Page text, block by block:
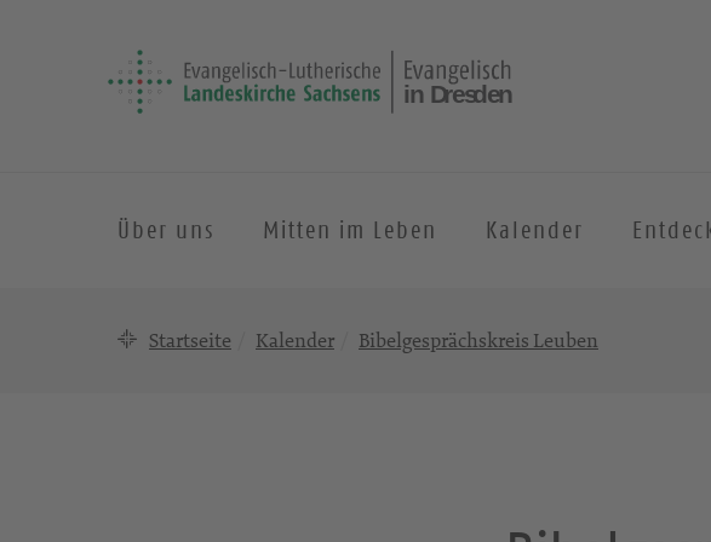
Über uns Mitten im Leben Kalender
Startseite Kalender Bibelgesprächskreis Leuben